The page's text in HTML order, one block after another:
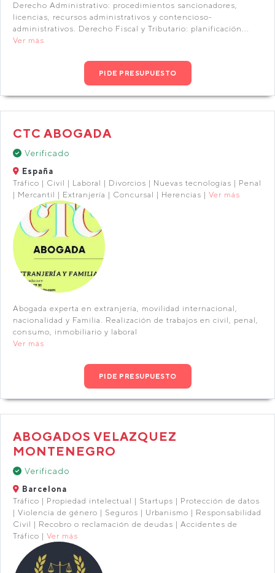
Derecho Administrativo: procedimientos sancionadores,
licencias, recursos administrativos y contencioso-
administrativos. Derecho Fiscal y Tributario: planificación...
Ver más
PIDE PRESUPUESTO
CTC ABOGADA
Verificado
España
Tráfico | Civil | Laboral | Divorcios | Nuevas tecnologías | Penal
| Mercantil | Extranjería | Concursal | Herencias | Ver más
Abogada experta en extranjería, movilidad internacional,
nacionalidad y Familia. Realización de trabajos en civil, penal,
consumo, inmobiliario y laboral
Ver más
PIDE PRESUPUESTO
ABOGADOS VELAZQUEZ
MONTENEGRO
Verificado
Barcelona
Tráfico | Propiedad intelectual | Startups | Protección de datos
| Violencia de género | Seguros | Urbanismo | Responsabilidad
Civil | Recobro o reclamación de deudas | Accidentes de
Tráfico | Ver más